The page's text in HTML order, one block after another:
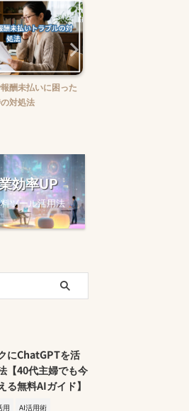
酬未払いに困った
対処法
効率UP
ツール活用法
にChatGPTを活
【40代主婦でも今
る無料AIガイド】
用
AI活用術